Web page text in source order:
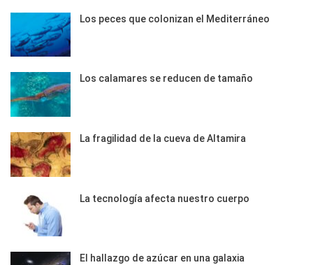
Los peces que colonizan el Mediterráneo
Los calamares se reducen de tamaño
La fragilidad de la cueva de Altamira
La tecnología afecta nuestro cuerpo
El hallazgo de azúcar en una galaxia